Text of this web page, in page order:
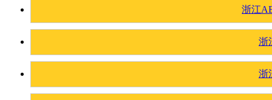
浙江
浙
浙